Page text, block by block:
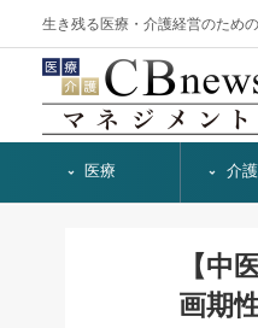
生き残る医療・介護経営のため
医療 介
【中
画期